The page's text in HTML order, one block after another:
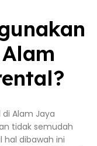
Alam Jaya
tidak semudah
hal dibawah ini